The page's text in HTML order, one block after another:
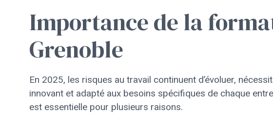
Importance de la
Grenoble
En 2025, les risques au travail continuent d’évoluer,
innovant et adapté aux besoins spécifiques de chaque
est essentielle pour plusieurs raisons.